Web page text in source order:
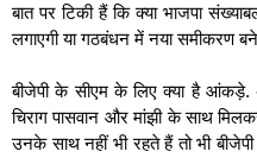
बात पर टिकी हैं कि क्या भाजपा
लगाएगी या गठबंधन में नया समीकरण
बीजेपी के सीएम के लिए क्या है
चिराग पासवान और मांझी के साथ
उनके साथ नहीं भी रहते हैं तो भी